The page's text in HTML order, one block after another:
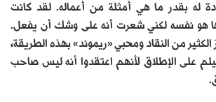
له بقدر ما هي أمثلة من أعماله. لقد كانت
هو نفسه لكني شعرت أنه على وشك أن يفعل.
من النقاد ومحبي «ريموند» بهذه الطريقة،
على الإطلاق لأنهم اعتقدوا أنه ليس صاحب